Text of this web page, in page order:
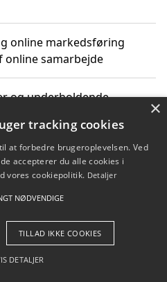
online markedsføring
online samarbejde
og underholdende
virksomheder fremme
- Pilanto Aps
×
tracking cookies
at forbedre brugeroplevelsen. Ved
accepterer du alle cookies i
vores cookiepolitik. Detaljer
NØDVENDIGE
TILLAD IKKE COOKIES
DETALJER